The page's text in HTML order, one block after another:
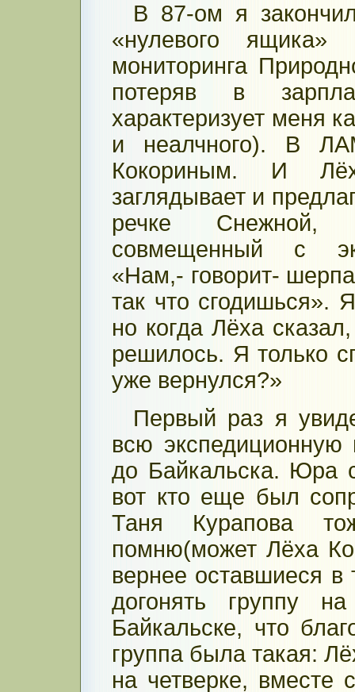
В 87-ом я
«нулевого ящика»
мониторинга
потеряв в
характеризует меня
и неалчного). В
Кокориным. И
заглядывает и
речке Снежной,
совмещенный с
«Нам,- говорит-
так что сгодишься».
но когда Лёха
решилось. Я только
уже вернулся?»
Первый раз я
всю экспедиционную
до Байкальска. Юра
вот кто еще был
Таня Курапова
помню(может Лёха
вернее оставшиеся
догонять группу
Байкальске, что
группа была такая:
на четверке, вместе